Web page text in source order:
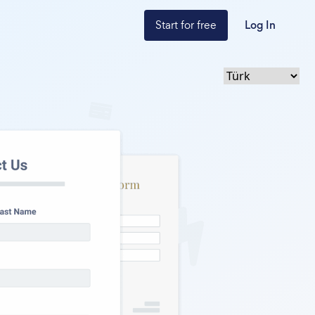
Start for free Log In